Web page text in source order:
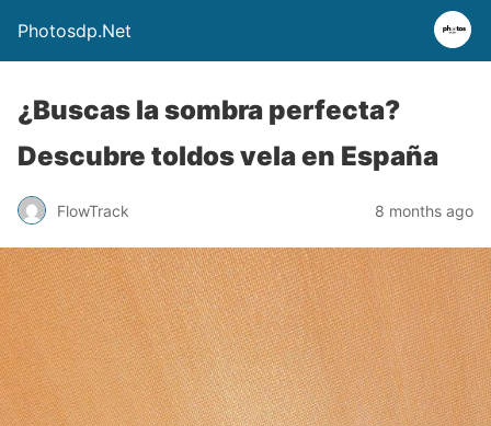
Photosdp.Net
¿Buscas la sombra perfecta?
Descubre toldos vela en España
FlowTrack 8 months ago